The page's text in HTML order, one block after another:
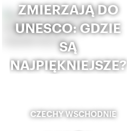
ZMIERZAJĄ DO
UNESCO: GDZIE
SĄ
NAJPIĘKNIEJSZE?
CZECHY WSCHODNIE